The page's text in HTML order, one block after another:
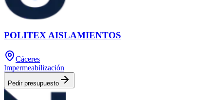
POLITEX AISLAMIENTOS
Cáceres
Impermeabilización
Pedir presupuesto